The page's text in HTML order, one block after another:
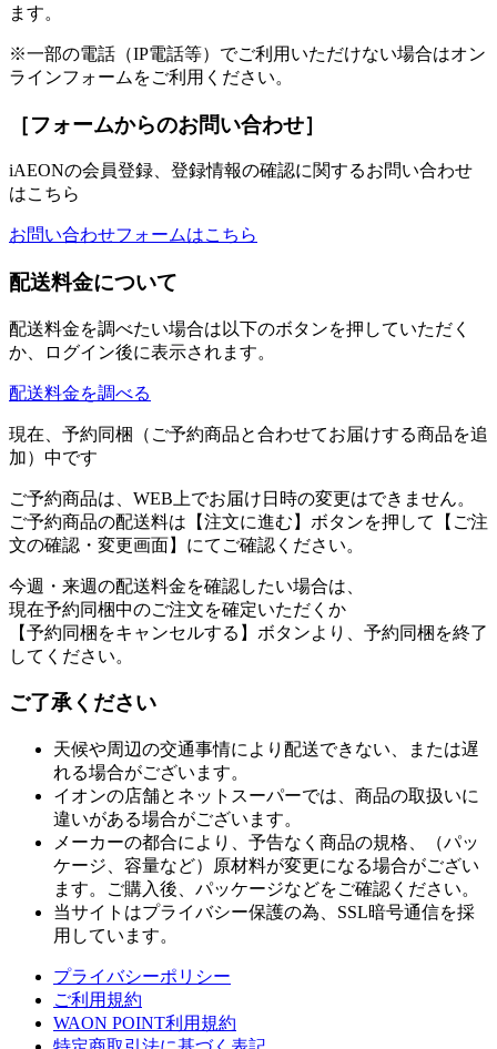
ます。
※一部の電話（IP電話等）でご利用いただけない場合はオン
ラインフォームをご利用ください。
［フォームからのお問い合わせ］
iAEONの会員登録、登録情報の確認に関するお問い合わせ
はこちら
お問い合わせフォームはこちら
配送料金について
配送料金を調べたい場合は以下のボタンを押していただく
か、ログイン後に表示されます。
配送料金を調べる
現在、予約同梱（ご予約商品と合わせてお届けする商品を追
加）中です
ご予約商品は、WEB上でお届け日時の変更はできません。
ご予約商品の配送料は【注文に進む】ボタンを押して【ご注
文の確認・変更画面】にてご確認ください。
今週・来週の配送料金を確認したい場合は、
現在予約同梱中のご注文を確定いただくか
【予約同梱をキャンセルする】ボタンより、予約同梱を終了
してください。
ご了承ください
天候や周辺の交通事情により配送できない、または遅
れる場合がございます。
イオンの店舗とネットスーパーでは、商品の取扱いに
違いがある場合がございます。
メーカーの都合により、予告なく商品の規格、（パッ
ケージ、容量など）原材料が変更になる場合がござい
ます。ご購入後、パッケージなどをご確認ください。
当サイトはプライバシー保護の為、SSL暗号通信を採
用しています。
プライバシーポリシー
ご利用規約
WAON POINT利用規約